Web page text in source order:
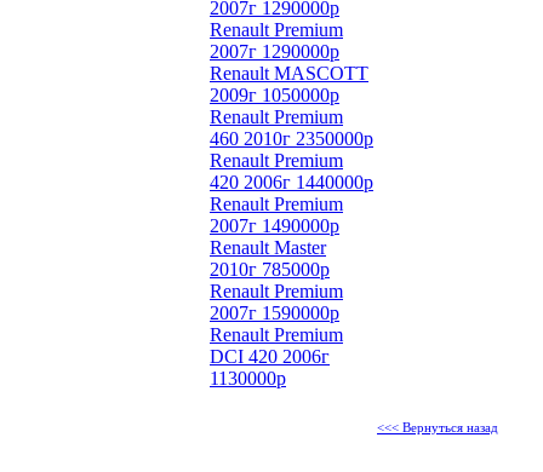
2007г 1290000р
Renault Premium
2007г 1290000р
Renault MASCOTT
2009г 1050000р
Renault Premium
460 2010г 2350000р
Renault Premium
420 2006г 1440000р
Renault Premium
2007г 1490000р
Renault Master
2010г 785000р
Renault Premium
2007г 1590000р
Renault Premium
DCI 420 2006г
1130000р
<<< Вернуться назад